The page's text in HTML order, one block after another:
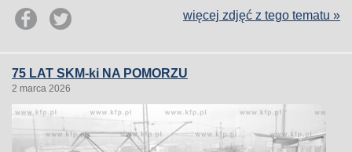
więcej zdjęć z tego tematu »
75 LAT SKM-ki NA POMORZU
2 marca 2026